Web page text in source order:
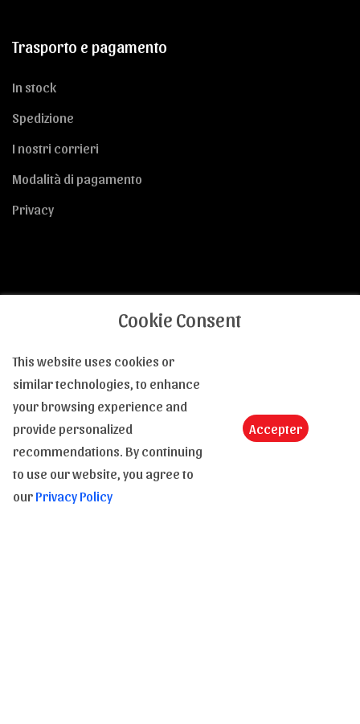
Trasporto e pagamento
In stock
Spedizione
I nostri corrieri
Modalità di pagamento
Privacy
Resi
E-Carta Regalo
Diritti di immagini e testi
Cookie Consent
This website uses cookies or
similar technologies, to enhance
your browsing experience and
provide personalized
recommendations. By continuing
to use our website, you agree to
our Privacy Policy
Accepter